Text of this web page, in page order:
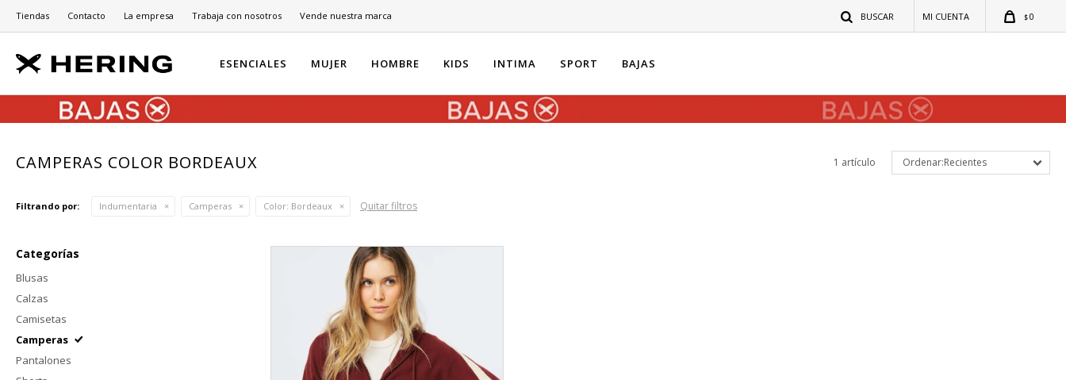
ESENCIALES MUJER HOMBRE KIDS INTIMA SPORT BAJAS
$0
Tiendas Contacto La empresa Trabaja con nosotros Vende nuestra marca
CAMPERAS COLOR BORDEAUX 1 artículo Recientes
Filtrando por: Indumentaria Camperas Color: Bordeaux Quitar filtros
Categorías
Blusas
Calzas
Camisetas
Camperas
Pantalones